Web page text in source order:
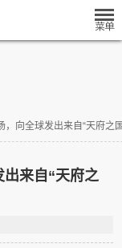
，向全球发出来自“天府之
出来自“天府之